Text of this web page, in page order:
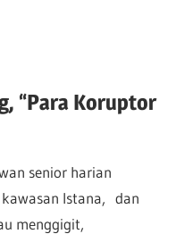
“Para Koruptor
senior harian
kawasan Istana, dan
menggigit,